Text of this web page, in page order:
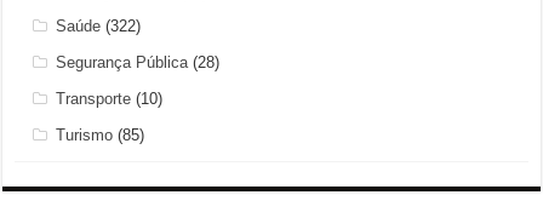
Saúde (322)
Segurança Pública (28)
Transporte (10)
Turismo (85)